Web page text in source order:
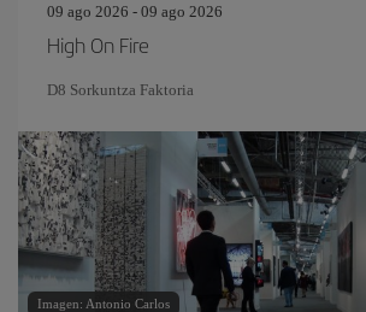
09 ago 2026 - 09 ago 2026
High On Fire
D8 Sorkuntza Faktoria
Imagen: Antonio Carlos